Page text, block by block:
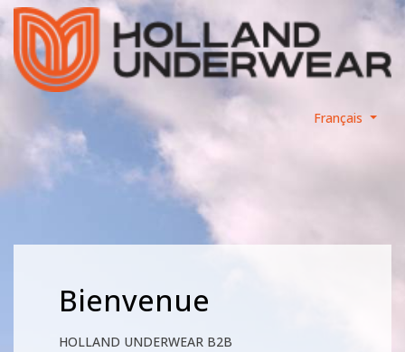
Français
Bienvenue
HOLLAND UNDERWEAR B2B